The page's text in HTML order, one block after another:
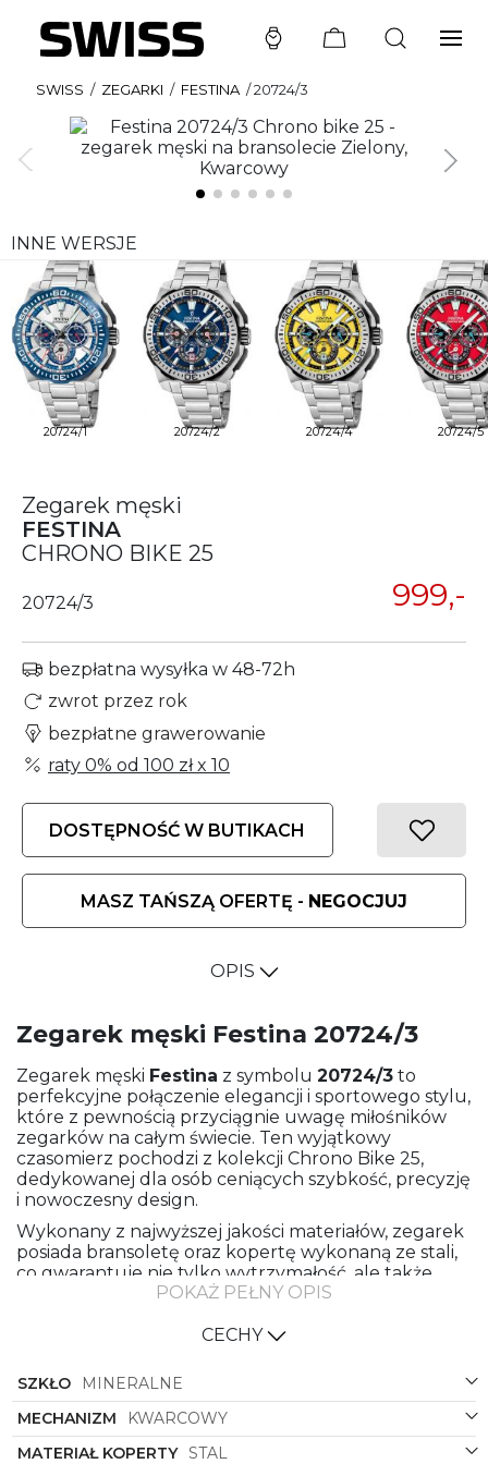
SWISS / ZEGARKI / FESTINA /20724/3
INNE WERSJE
20724/1 20724/2 20724/4 20724/5
Zegarek męski
FESTINA
CHRONO BIKE 25
20724/3 999,-
bezpłatna wysyłka w 48-72h
zwrot przez rok
bezpłatne grawerowanie
raty 0% od 100 złx 10
DOSTĘPNOŚĆ W BUTIKACH
MASZ TAŃSZĄ OFERTĘ - NEGOCJUJ
OPIS
Zegarek męski Festina 20724/3
Zegarek męski Festina z symbolu 20724/3 to
perfekcyjne połączenie elegancji i sportowego stylu,
które z pewnością przyciągnie uwagę miłośników
zegarków na całym świecie. Ten wyjątkowy
czasomierz pochodzi z kolekcji Chrono Bike 25,
dedykowanej dla osób ceniących szybkość, precyzję
i nowoczesny design.
Wykonany z najwyższej jakości materiałów, zegarek
posiada bransoletę oraz kopertę wykonaną ze stali,
co gwarantuje nie tylko wytrzymałość, ale także
elegancki wygląd, który pasuje zarówno do
outfitów. Kolorystyka bransolety oraz koperty
zegarkowi nowoczesnego charakteru i
uniwersalnego wyglądu.
Tarcza zegarka w kolorze zielonym z czarnymi
akcentami doskonale komponuje się z resztą
POKAŻ PEŁNY OPIS
CECHY
SZKŁO
MINERALNE
MECHANIZM
KWARCOWY
MATERIAŁ KOPERTY STAL